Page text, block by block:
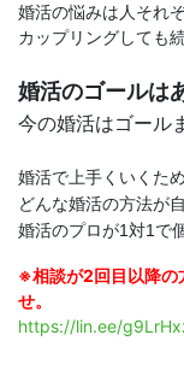
婚活の悩みは人それぞ
カップリングしても
婚活のゴールは
今の婚活はゴール
婚活で上手くいくた
どんな婚活の方法が
婚活のプロが1対1で
※相談が2回目以降の
せ。
https://lin.ee/